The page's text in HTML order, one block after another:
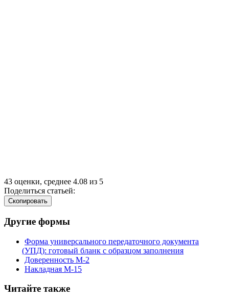
43 оценки, среднее 4.08 из 5
Поделиться статьей:
Cкопировать
Другие формы
Форма универсального передаточного документа
(УПД): готовый бланк с образцом заполнения
Доверенность М-2
Накладная М-15
Читайте также